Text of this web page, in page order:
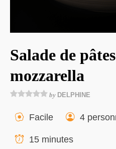
Salade de
mozzarella
by DELPHINE
Facile 4
15 minutes